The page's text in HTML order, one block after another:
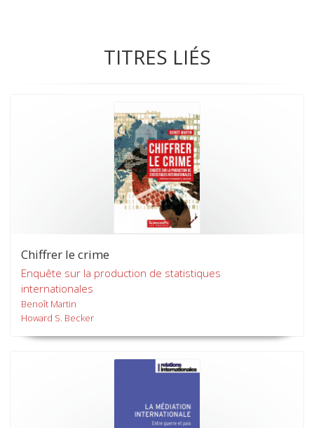
TITRES LIÉS
Chiffrer le crime
Enquête sur la production de statistiques
internationales
Benoît Martin
Howard S. Becker